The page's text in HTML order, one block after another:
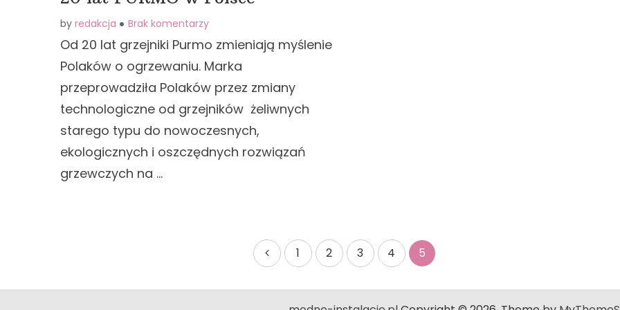
by redakcja Brak komentarzy
Od 20 lat grzejniki Purmo zmieniają myślenie
Polaków o ogrzewaniu. Marka
przeprowadziła Polaków przez zmiany
technologiczne od grzejników żeliwnych
starego typu do nowoczesnych,
ekologicznych i oszczędnych rozwiązań
grzewczych na …
wpisach
1 2 3 4 5